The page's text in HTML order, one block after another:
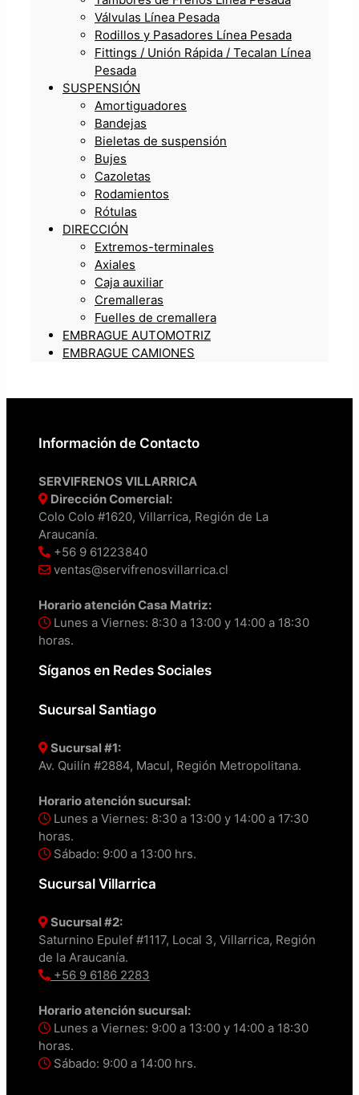
Válvulas Línea Pesada
Rodillos y Pasadores Línea Pesada
Fittings / Unión Rápida / Tecalan Línea
Pesada
SUSPENSIÓN
Amortiguadores
Bandejas
Bieletas de suspensión
Bujes
Cazoletas
Rodamientos
Rótulas
DIRECCIÓN
Extremos-terminales
Axiales
Caja auxiliar
Cremalleras
Fuelles de cremallera
EMBRAGUE AUTOMOTRIZ
EMBRAGUE CAMIONES
Información de Contacto
SERVIFRENOS VILLARRICA
Dirección Comercial:
Colo Colo #1620, Villarrica, Región de La
Araucanía.
+56 9 61223840
ventas@servifrenosvillarrica.cl
Horario atención Casa Matriz:
Lunes a Viernes: 8:30 a 13:00 y 14:00 a 18:30
horas.
Síganos en Redes Sociales
Sucursal Santiago
Sucursal #1:
Av. Quilín #2884, Macul, Región Metropolitana.
Horario atención sucursal:
Lunes a Viernes: 8:30 a 13:00 y 14:00 a 17:30
horas.
Sábado: 9:00 a 13:00 hrs.
Sucursal Villarrica
Sucursal #2:
Saturnino Epulef #1117, Local 3, Villarrica, Región
de la Araucanía.
+56 9 6186 2283
Horario atención sucursal:
Lunes a Viernes: 9:00 a 13:00 y 14:00 a 18:30
horas.
Sábado: 9:00 a 14:00 hrs.